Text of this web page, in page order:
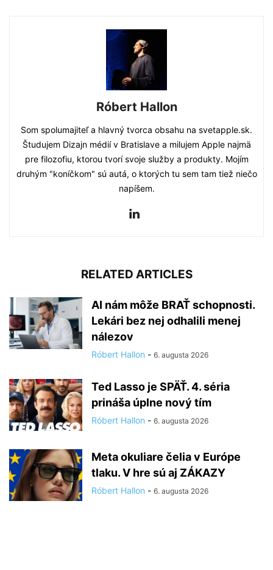
Róbert Hallon
Som spolumajiteľ a hlavný tvorca obsahu na svetapple.sk.
Študujem Dizajn médií v Bratislave a milujem Apple najmä
pre filozofiu, ktorou tvorí svoje služby a produkty. Mojím
druhým "koníčkom" sú autá, o ktorých tu sem tam tiež niečo
napíšem.
RELATED ARTICLES
AI nám môže BRAŤ schopnosti.
Lekári bez nej odhalili menej
nálezov
Róbert Hallon - 6. augusta 2026
Ted Lasso je SPÄŤ. 4. séria
prináša úplne nový tím
Róbert Hallon - 6. augusta 2026
Meta okuliare čelia v Európe
tlaku. V hre sú aj ZÁKAZY
Róbert Hallon - 6. augusta 2026